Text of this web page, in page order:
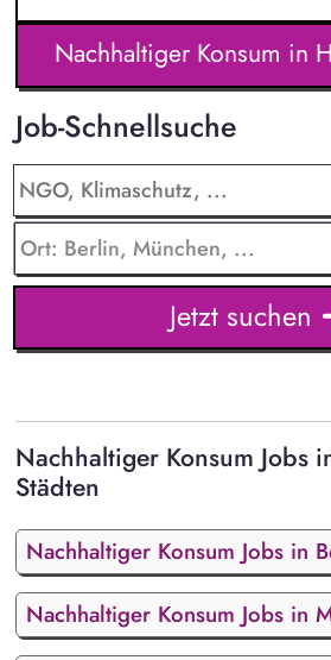
Nachhaltiger Konsum in
Job-Schnellsuche
Jetzt suchen
Nachhaltiger Konsum Jobs
Städten
Nachhaltiger Konsum Jobs in
Nachhaltiger Konsum Jobs in